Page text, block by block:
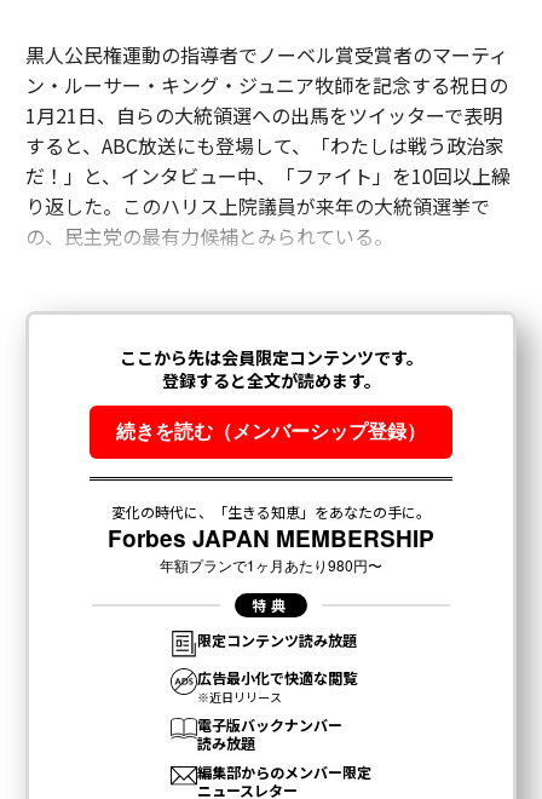
黒人公民権運動の指導者でノーベル賞受賞者のマーティ
ン・ルーサー・キング・ジュニア牧師を記念する祝日の
1月21日、自らの大統領選への出馬をツイッターで表明
すると、ABC放送にも登場して、「わたしは戦う政治家
だ！」と、インタビュー中、「ファイト」を10回以上繰
り返した。このハリス上院議員が来年の大統領選挙で
の、民主党の最有力候補とみられている。